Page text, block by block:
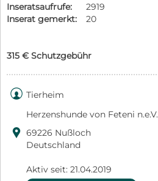
Inseratsaufrufe:
2919
Inserat gemerkt:
20
315 € Schutzgebühr
 Tierheim
Herzenshunde von Feteni n.e.V.
 69226 Nußloch
Deutschland
Aktiv seit: 21.04.2019